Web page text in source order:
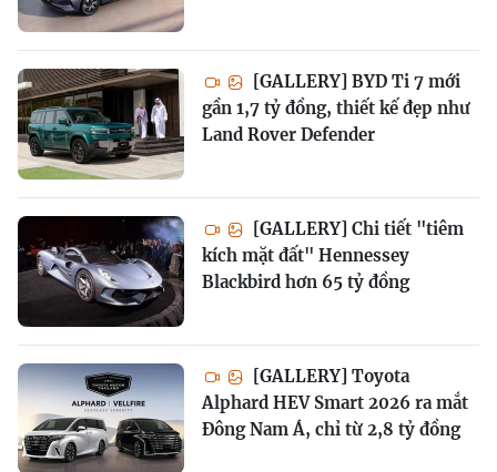
[GALLERY] BYD Ti 7 mới
gần 1,7 tỷ đồng, thiết kế đẹp như
Land Rover Defender
[GALLERY] Chi tiết "tiêm
kích mặt đất" Hennessey
Blackbird hơn 65 tỷ đồng
[GALLERY] Toyota
Alphard HEV Smart 2026 ra mắt
Đông Nam Á, chỉ từ 2,8 tỷ đồng